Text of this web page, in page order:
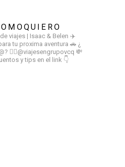
viajes | Isaac & Belen ✈️
tu proxima aventura 🚗 ¿
👉🏻@viajesengrupovcq 💸
y tips en el link 👇